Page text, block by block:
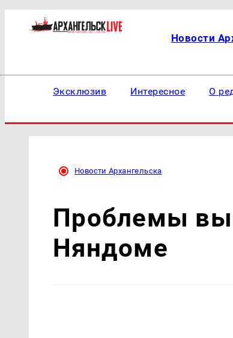
Новости
Эксклюзив Интересное О
Новости Архангельска
Проблемы
Няндоме